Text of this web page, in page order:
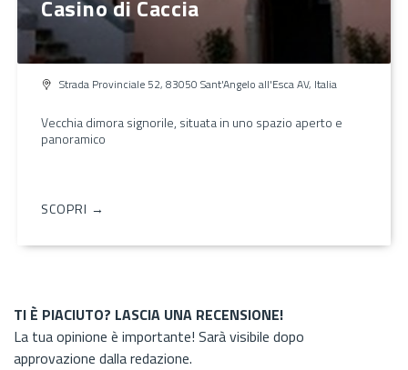
Casino di Caccia
Strada Provinciale 52, 83050 Sant'Angelo all'Esca AV, Italia
Vecchia dimora signorile, situata in uno spazio aperto e
panoramico
SCOPRI →
TI È PIACIUTO? LASCIA UNA RECENSIONE!
La tua opinione è importante! Sarà visibile dopo
approvazione dalla redazione.